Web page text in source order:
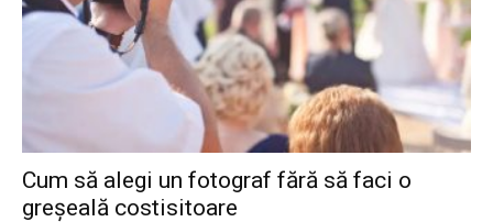
Cum să alegi un fotograf fără să faci o
greșeală costisitoare